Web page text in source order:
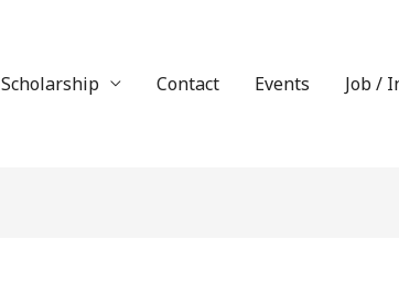
Scholarship Contact Events Job /